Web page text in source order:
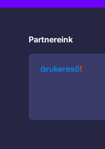
Partnereink